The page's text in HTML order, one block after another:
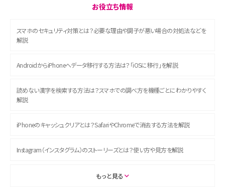
お役立ち情報
スマホのセキュリティ対策とは？必要な理由や調子が悪い場合の対処法などを
解説
AndroidからiPhoneへデータ移行する方法は？「iOSに移行」を解説
読めない漢字を検索する方法は？スマホでの調べ方を機種ごとにわかりやすく
解説
iPhoneのキャッシュクリアとは？SafariやChromeで消去する方法を解説
Instagram（インスタグラム）のストーリーズとは？使い方や見方を解説
ASMRとは？初心者向けの代表ジャンルや楽しみ方を解説
もっと見る